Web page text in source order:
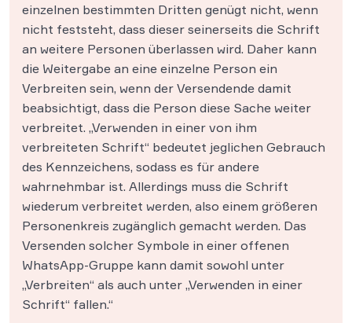
einzelnen bestimmten Dritten genügt nicht, wenn
nicht feststeht, dass dieser seinerseits die Schrift
an weitere Personen überlassen wird. Daher kann
die Weitergabe an eine einzelne Person ein
Verbreiten sein, wenn der Versendende damit
beabsichtigt, dass die Person diese Sache weiter
verbreitet. „Verwenden in einer von ihm
verbreiteten Schrift“ bedeutet jeglichen Gebrauch
des Kennzeichens, sodass es für andere
wahrnehmbar ist. Allerdings muss die Schrift
wiederum verbreitet werden, also einem größeren
Personenkreis zugänglich gemacht werden. Das
Versenden solcher Symbole in einer offenen
WhatsApp-Gruppe kann damit sowohl unter
„Verbreiten“ als auch unter „Verwenden in einer
Schrift“ fallen.“